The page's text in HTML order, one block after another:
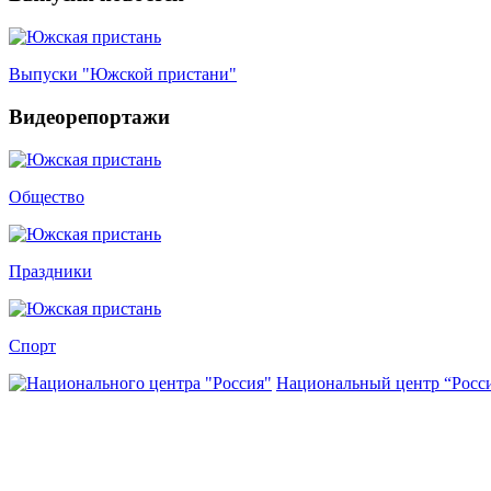
Выпуски "Южской пристани"
Видеорепортажи
Общество
Праздники
Спорт
Национальный центр